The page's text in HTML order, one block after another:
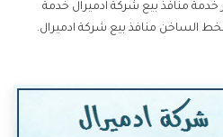
خدمة منافذ بيع شركة ادميرال خدمة
الساخن منافذ بيع شركة ادميرال.